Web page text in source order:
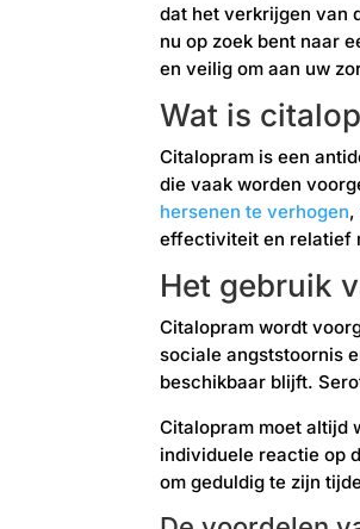
dat het verkrijgen van
nu op zoek bent naar
en veilig om aan uw
Wat is
Citalopram is een
die vaak worden
hersenen te verhogen,
effectiviteit en relatief
Het gebruik
Citalopram wordt
sociale angststoornis
beschikbaar blijft.
Citalopram moet altijd
individuele reactie op
om geduldig te zijn